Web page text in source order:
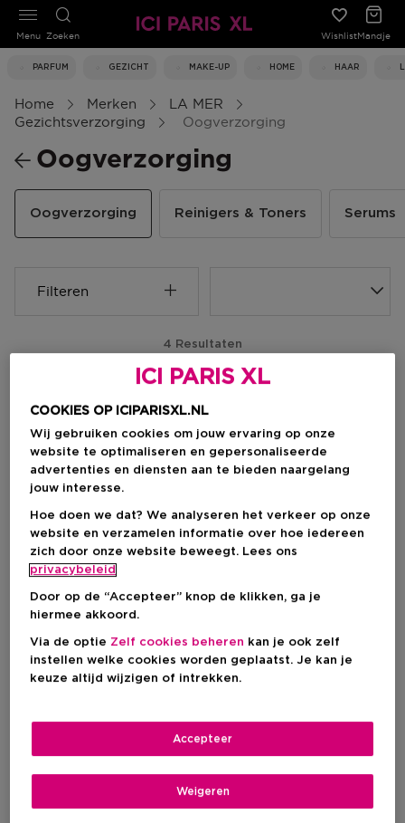
Zoeken WishlistMandje
PARFUM GEZICHT MAKE-UP HOME HAAR
Menu
Home Merken
LA MER
Gezichtsverzorging
Oogverzorging
Oogverzorging
Oogverzorging Reinigers & Toners Serums
Filteren
4 Resultaten
LA MER
The Rejuvenating Eye Cream
LA MER
Genaissance De La Mer™ The
Verstevigend
ICI PARIS XL
COOKIES OP ICIPARISXL.NL
Wij gebruiken cookies om jouw ervaring op onze
website te optimaliseren en gepersonaliseerde
advertenties en diensten aan te bieden naargelang
jouw interesse.
Hoe doen we dat? We analyseren het verkeer op onze
website en verzamelen informatie over hoe iedereen
zich door onze website beweegt. Lees ons
privacybeleid
Door op de “Accepteer” knop de klikken, ga je
hiermee akkoord.
Via de optie Zelf cookies beheren kan je ook zelf
instellen welke cookies worden geplaatst. Je kan je
keuze altijd wijzigen of intrekken.
Weigeren
Accepteer